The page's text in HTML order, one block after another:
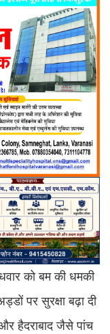
को बम की धमकी
पर सुरक्षा बढ़ा दी
हैदराबाद जैसे पांच